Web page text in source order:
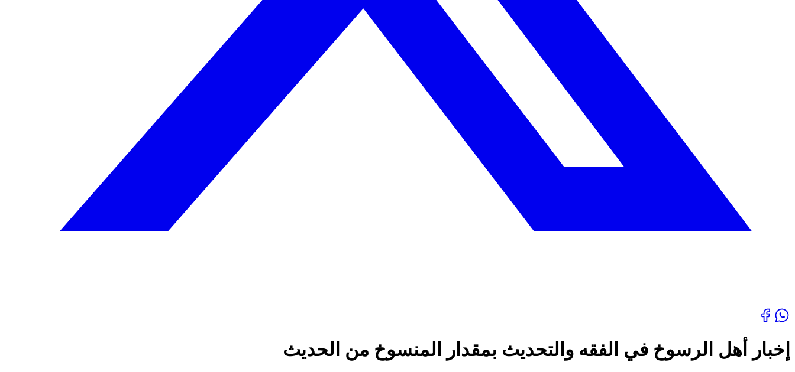
إخبار أهل الرسوخ في الفقه والتحديث بمقدار المنسوخ من الحديث